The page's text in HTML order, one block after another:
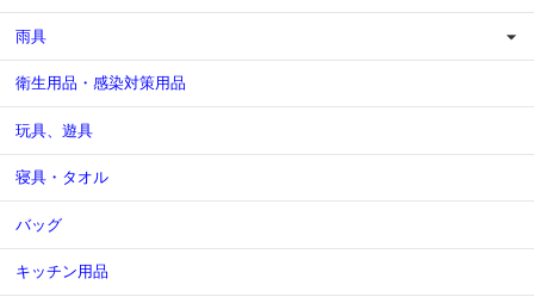
雨具
衛生用品・感染対策用品
玩具、遊具
寝具・タオル
バッグ
キッチン用品